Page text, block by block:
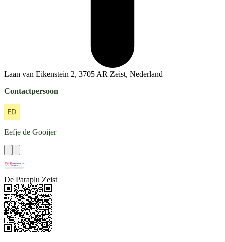
Laan van Eikenstein 2, 3705 AR Zeist, Nederland
Contactpersoon
Eefje de Gooijer
De Paraplu Zeist